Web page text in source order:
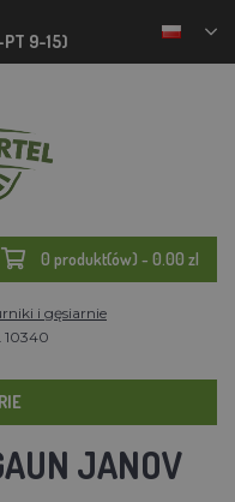
PT 9-15)
0 produkt(ów) - 0.00 zl
i gęsiarnie
10340
JANOV